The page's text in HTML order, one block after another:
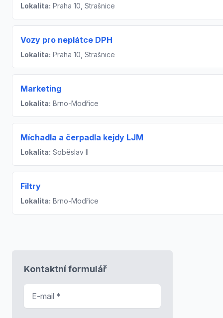
Lokalita: Praha 10, Strašnice
Vozy pro neplátce DPH
Lokalita: Praha 10, Strašnice
Marketing
Lokalita: Brno-Modřice
Míchadla a čerpadla kejdy LJM
Lokalita: Soběslav II
Filtry
Lokalita: Brno-Modřice
Kontaktní formulář